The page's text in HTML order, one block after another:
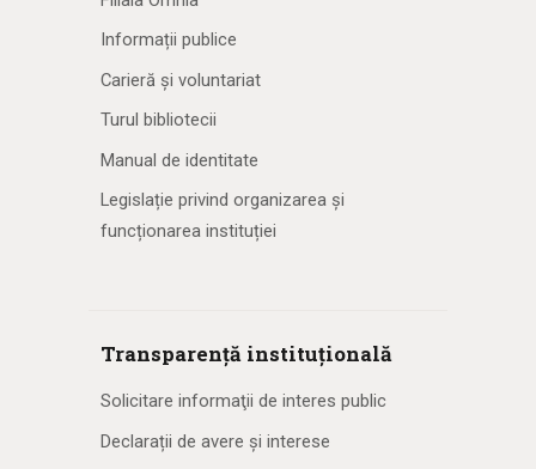
Informații publice
Carieră și voluntariat
Turul bibliotecii
Manual de identitate
Legislație privind organizarea și
funcționarea instituției
Transparență instituțională
Solicitare informaţii de interes public
Declarații de avere și interese